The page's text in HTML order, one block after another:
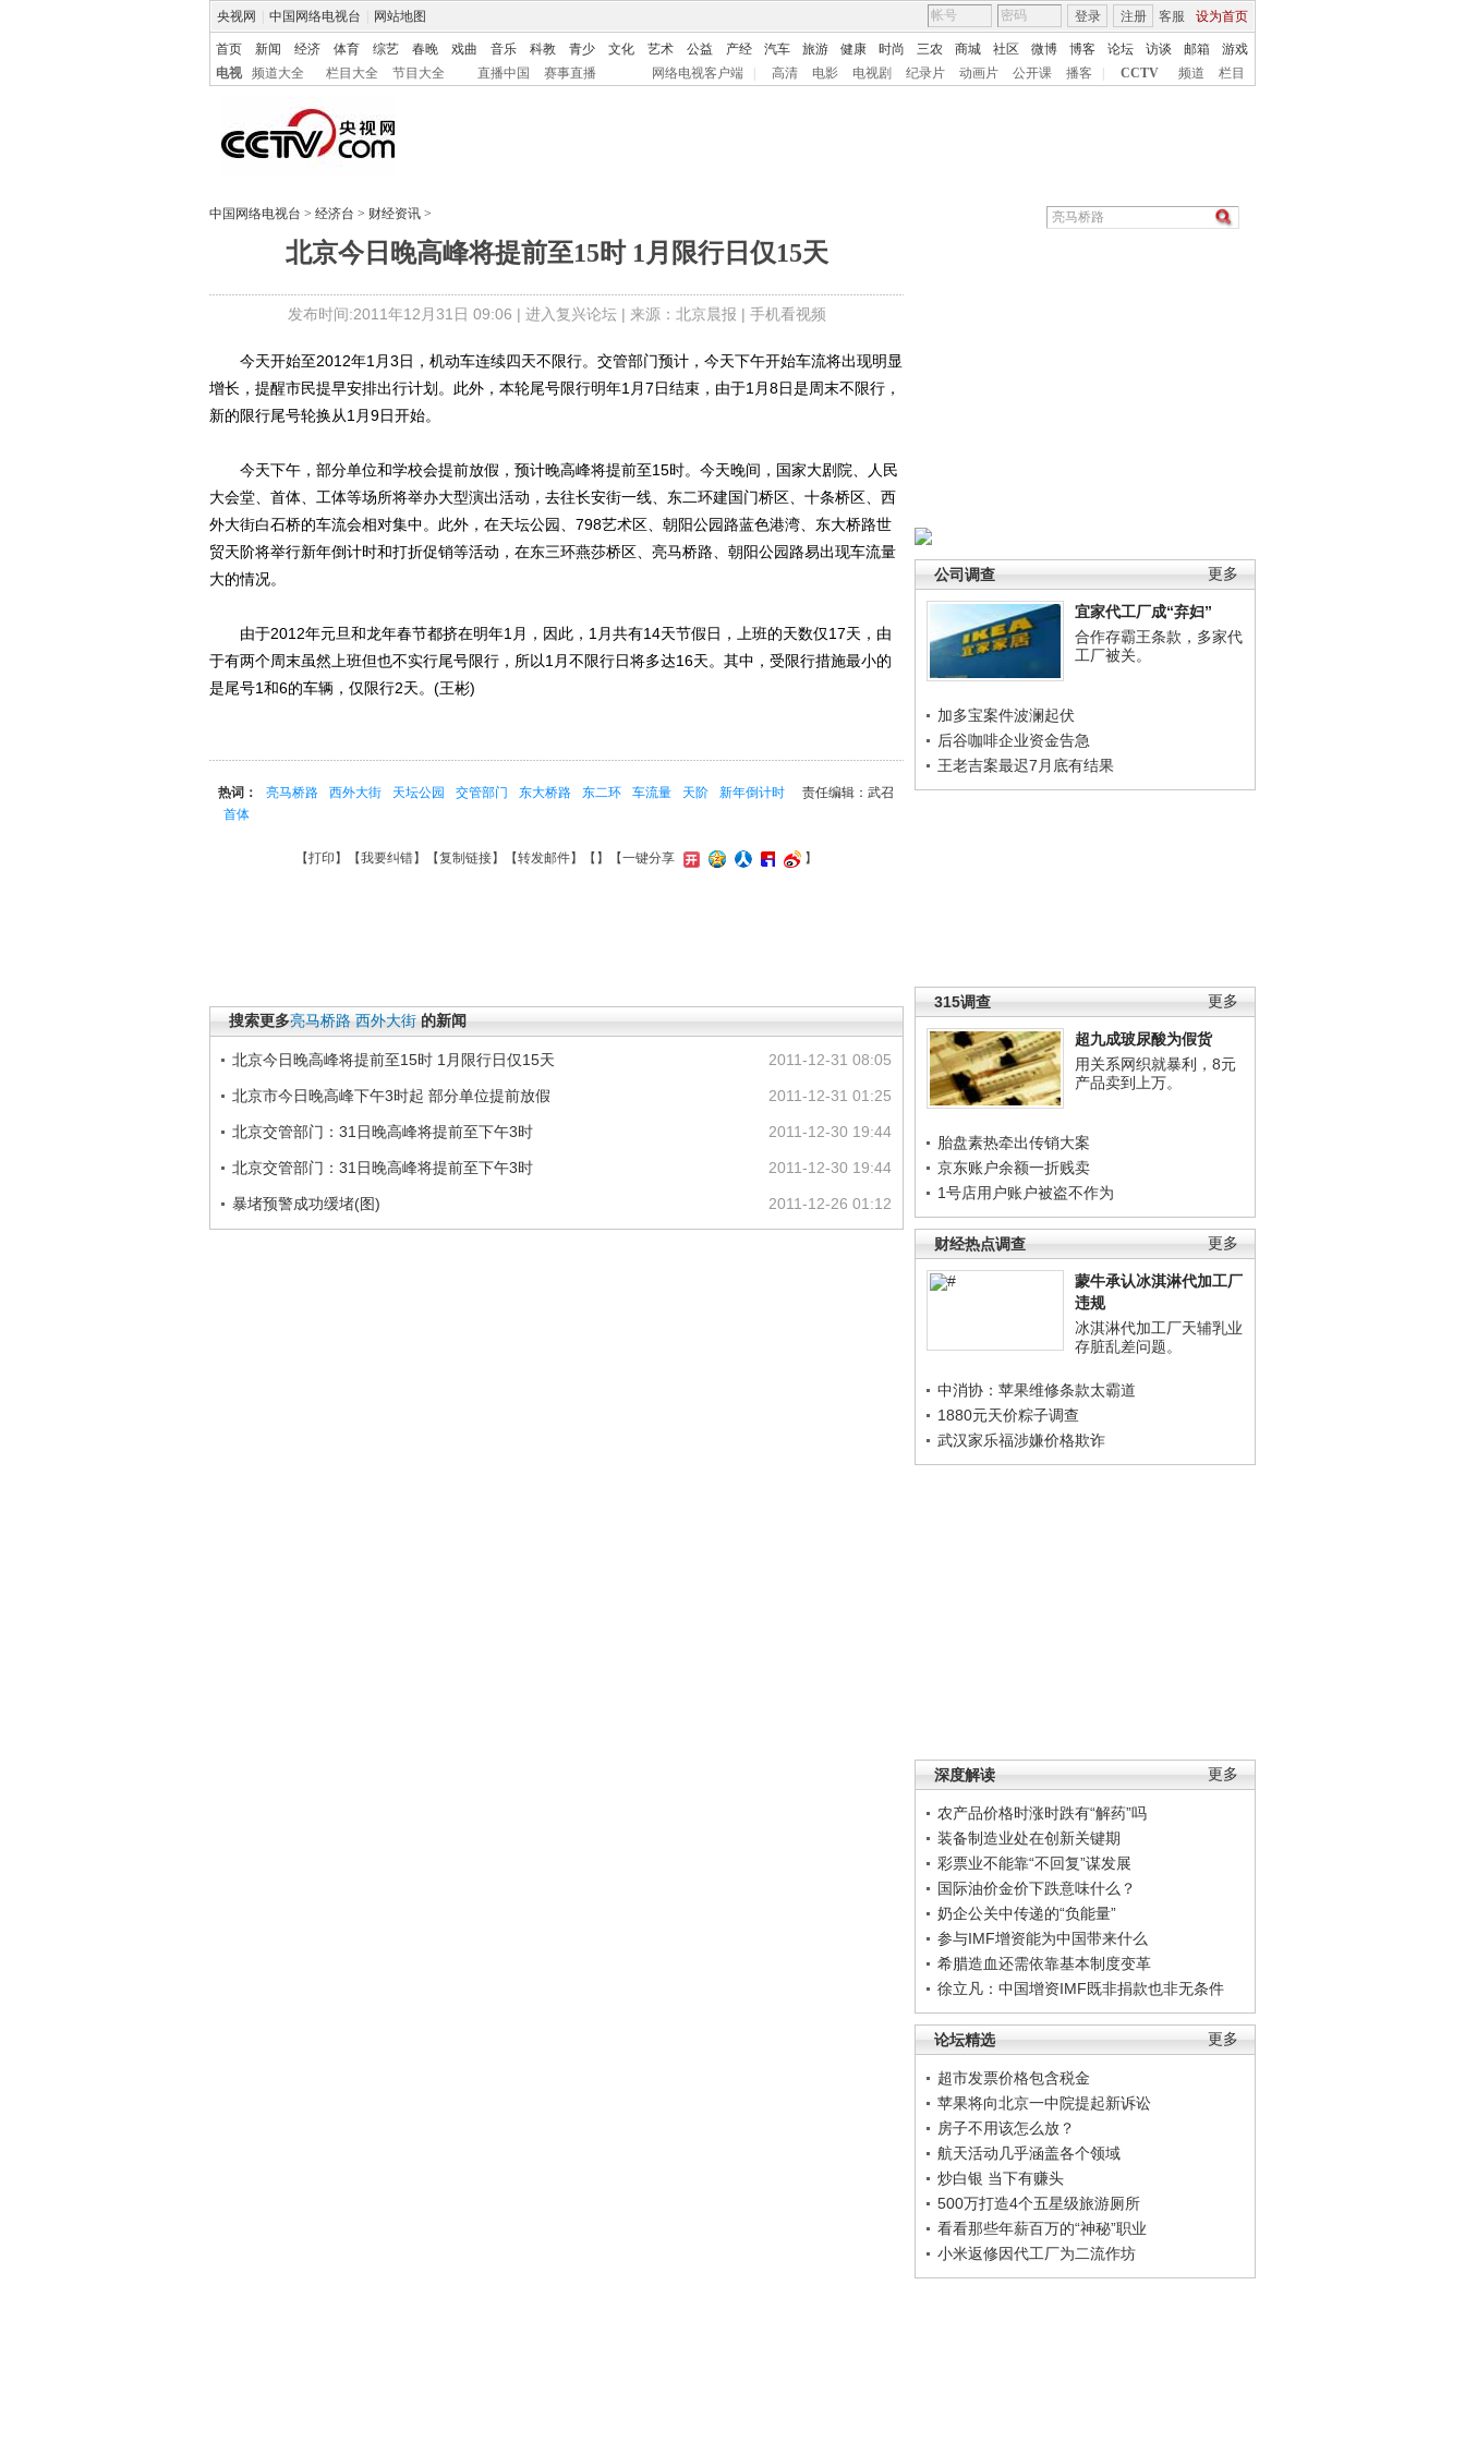
央视网 中国网络电视台 网站地图 客服 设为首页
登录 注册
首页 新闻 经济 体育 综艺 春晚 戏曲 音乐 科教 青少 文化 艺术 公益 产经 汽车 旅游 健康 时尚 三农 商城 社区 微博 博客 论坛 访谈 邮箱
游戏
电视
频道大全 栏目大全 节目大全 直播中国 赛事直播 网络电视客户端 高清 电影 电视剧 纪录片 动画片 公开课 播客 CCTV 频道 栏目
中国网络电视台 > 经济台 > 财经资讯 >
北京今日晚高峰将提前至15时 1月限行日仅15天
发布时间:2011年12月31日 09:06 | 进入复兴论坛| 来源：北京晨报 | 手机看视频
更多
公司调查
宜家代工厂成“弃妇”
合作存霸王条款，多家代
工厂被关。
加多宝案件波澜起伏
后谷咖啡企业资金告急
王老吉案最迟7月底有结果
更多
315调查
超九成玻尿酸为假货
用关系网织就暴利，8元
产品卖到上万。
胎盘素热牵出传销大案
京东账户余额一折贱卖
1号店用户账户被盗不作为
更多
财经热点调查
蒙牛承认冰淇淋代加工厂
违规
冰淇淋代加工厂天辅乳业
存脏乱差问题。
中消协：苹果维修条款太霸道
1880元天价粽子调查
武汉家乐福涉嫌价格欺诈
更多
深度解读
农产品价格时涨时跌有“解药”吗
装备制造业处在创新关键期
彩票业不能靠“不回复”谋发展
国际油价金价下跌意味什么？
奶企公关中传递的“负能量”
参与IMF增资能为中国带来什么
希腊造血还需依靠基本制度变革
徐立凡：中国增资IMF既非捐款也非无条件
更多
论坛精选
超市发票价格包含税金
苹果将向北京一中院提起新诉讼
房子不用该怎么放？
航天活动几乎涵盖各个领域
炒白银 当下有赚头
500万打造4个五星级旅游厕所
看看那些年薪百万的“神秘”职业
小米返修因代工厂为二流作坊
今天开始至2012年1月3日，机动车连续四天不限行。交管部门预计，今天下午开始车流将出现明显
增长，提醒市民提早安排出行计划。此外，本轮尾号限行明年1月7日结束，由于1月8日是周末不限行，
新的限行尾号轮换从1月9日开始。
今天下午，部分单位和学校会提前放假，预计晚高峰将提前至15时。今天晚间，国家大剧院、人民
大会堂、首体、工体等场所将举办大型演出活动，去往长安街一线、东二环建国门桥区、十条桥区、西
外大街白石桥的车流会相对集中。此外，在天坛公园、798艺术区、朝阳公园路蓝色港湾、东大桥路世
贸天阶将举行新年倒计时和打折促销等活动，在东三环燕莎桥区、亮马桥路、朝阳公园路易出现车流量
大的情况。
由于2012年元旦和龙年春节都挤在明年1月，因此，1月共有14天节假日，上班的天数仅17天，由
于有两个周末虽然上班但也不实行尾号限行，所以1月不限行日将多达16天。其中，受限行措施最小的
是尾号1和6的车辆，仅限行2天。(王彬)
责任编辑：武召
热词： 亮马桥路 西外大街 天坛公园 交管部门 东大桥路 东二环 车流量 天阶
新年倒计时
首体
【打印 】【我要纠错】【复制链接】【转发邮件】【 】 【一键分享 】
搜索更多亮马桥路 西外大街 的新闻
2011-12-31 08:05
北京今日晚高峰将提前至15时 1月限行日仅15天
2011-12-31 01:25
北京市今日晚高峰下午3时起 部分单位提前放假
2011-12-30 19:44
北京交管部门：31日晚高峰将提前至下午3时
2011-12-30 19:44
北京交管部门：31日晚高峰将提前至下午3时
2011-12-26 01:12
暴堵预警成功缓堵(图)